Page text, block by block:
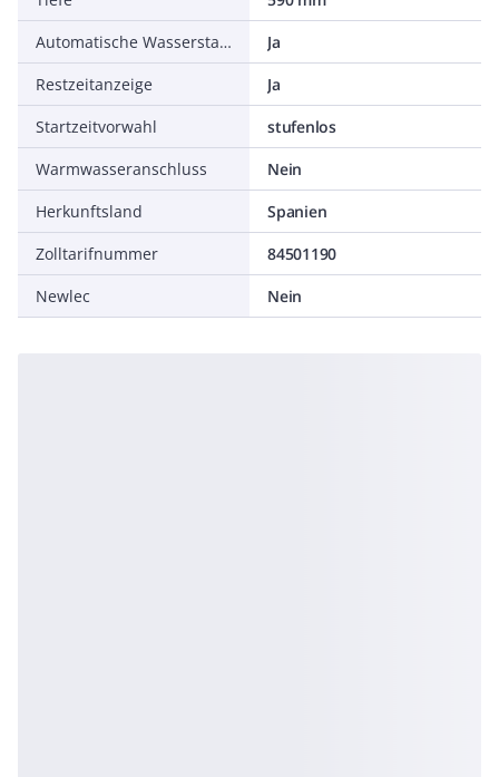
Automatische Wasserstandsanpassung an Ladung
Ja
Restzeitanzeige
Ja
Startzeitvorwahl
stufenlos
Warmwasseranschluss
Nein
Herkunftsland
Spanien
Zolltarifnummer
84501190
Newlec
Nein